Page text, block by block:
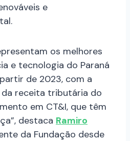
e
os melhores
e tecnologia do Paraná
de 2023, com a
receita tributária do
em CT&I, que têm
destaca Ramiro
da Fundação desde